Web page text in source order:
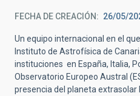
FECHA DE CREACIÓN 26/05/
Un equipo internacional en el
Instituto de Astrofísica de
instituciones en España, Italia,
Observatorio Europeo Austral
presencia del planeta